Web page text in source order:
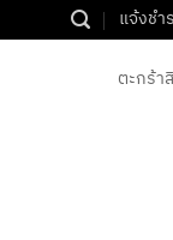
แจ้งชำ
ตะกร้า